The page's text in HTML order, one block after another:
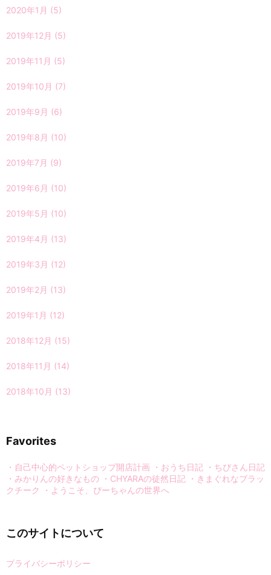
2020年1月 (5)
2019年12月 (5)
2019年11月 (5)
2019年10月 (7)
2019年9月 (6)
2019年8月 (10)
2019年7月 (9)
2019年6月 (10)
2019年5月 (10)
2019年4月 (13)
2019年3月 (12)
2019年2月 (13)
2019年1月 (12)
2018年12月 (15)
2018年11月 (14)
2018年10月 (13)
Favorites
・自己中心的ペットショップ開店計画 ・おうち日記 ・ちぴさん日記
・みかりんの好きなもの ・CHYARAの徒然日記 ・きまぐれなブラッ
クチーク
・ようこそ、ぴーちゃんの世界へ
このサイトについて
プライバシーポリシー